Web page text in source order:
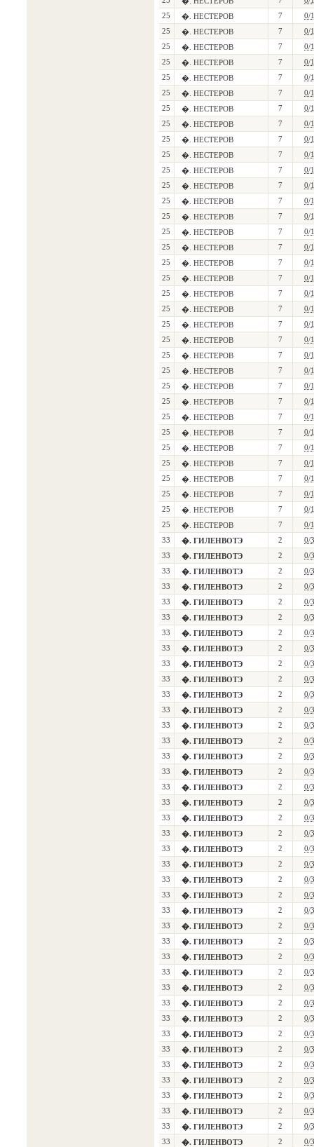
25
�. НЕСТЕРОВ 7
0/1
25
�. НЕСТЕРОВ 7
0/1
25
�. НЕСТЕРОВ 7
0/1
25
�. НЕСТЕРОВ 7
0/1
25
�. НЕСТЕРОВ 7
0/1
25
�. НЕСТЕРОВ 7
0/1
25
�. НЕСТЕРОВ 7
0/1
25
�. НЕСТЕРОВ 7
0/1
25
�. НЕСТЕРОВ 7
0/1
25
�. НЕСТЕРОВ 7
0/1
25
�. НЕСТЕРОВ 7
0/1
25
�. НЕСТЕРОВ 7
0/1
25
�. НЕСТЕРОВ 7
0/1
25
�. НЕСТЕРОВ 7
0/1
25
�. НЕСТЕРОВ 7
0/1
25
�. НЕСТЕРОВ 7
0/1
25
�. НЕСТЕРОВ 7
0/1
25
�. НЕСТЕРОВ 7
0/1
25
�. НЕСТЕРОВ 7
0/1
25
�. НЕСТЕРОВ 7
0/1
25
�. НЕСТЕРОВ 7
0/1
25
�. НЕСТЕРОВ 7
0/1
25
�. НЕСТЕРОВ 7
0/1
25
�. НЕСТЕРОВ 7
0/1
25
�. НЕСТЕРОВ 7
0/1
25
�. НЕСТЕРОВ 7
0/1
25
�. НЕСТЕРОВ 7
0/1
25
�. НЕСТЕРОВ 7
0/1
25
�. НЕСТЕРОВ 7
0/1
25
�. НЕСТЕРОВ 7
0/1
25
�. НЕСТЕРОВ 7
0/1
25
�. НЕСТЕРОВ 7
0/1
25
�. НЕСТЕРОВ 7
0/1
25
�. НЕСТЕРОВ 7
0/1
33
�. ГИЛЕНВОТЭ 2
0/3
33
�. ГИЛЕНВОТЭ 2
0/3
33
�. ГИЛЕНВОТЭ 2
0/3
33
�. ГИЛЕНВОТЭ 2
0/3
33
�. ГИЛЕНВОТЭ 2
0/3
33
�. ГИЛЕНВОТЭ 2
0/3
33
�. ГИЛЕНВОТЭ 2
0/3
33
�. ГИЛЕНВОТЭ 2
0/3
33
�. ГИЛЕНВОТЭ 2
0/3
33
�. ГИЛЕНВОТЭ 2
0/3
33
�. ГИЛЕНВОТЭ 2
0/3
33
�. ГИЛЕНВОТЭ 2
0/3
33
�. ГИЛЕНВОТЭ 2
0/3
33
�. ГИЛЕНВОТЭ 2
0/3
33
�. ГИЛЕНВОТЭ 2
0/3
33
�. ГИЛЕНВОТЭ 2
0/3
33
�. ГИЛЕНВОТЭ 2
0/3
33
�. ГИЛЕНВОТЭ 2
0/3
33
�. ГИЛЕНВОТЭ 2
0/3
33
�. ГИЛЕНВОТЭ 2
0/3
33
�. ГИЛЕНВОТЭ 2
0/3
33
�. ГИЛЕНВОТЭ 2
0/3
33
�. ГИЛЕНВОТЭ 2
0/3
33
�. ГИЛЕНВОТЭ 2
0/3
33
�. ГИЛЕНВОТЭ 2
0/3
33
�. ГИЛЕНВОТЭ 2
0/3
33
�. ГИЛЕНВОТЭ 2
0/3
33
�. ГИЛЕНВОТЭ 2
0/3
33
�. ГИЛЕНВОТЭ 2
0/3
33
�. ГИЛЕНВОТЭ 2
0/3
33
�. ГИЛЕНВОТЭ 2
0/3
33
�. ГИЛЕНВОТЭ 2
0/3
33
�. ГИЛЕНВОТЭ 2
0/3
33
�. ГИЛЕНВОТЭ 2
0/3
33
�. ГИЛЕНВОТЭ 2
0/3
33
�. ГИЛЕНВОТЭ 2
0/3
33
�. ГИЛЕНВОТЭ 2
0/3
33
�. ГИЛЕНВОТЭ 2
0/3
33
�. ГИЛЕНВОТЭ 2
0/3
33
�. ГИЛЕНВОТЭ 2
0/3